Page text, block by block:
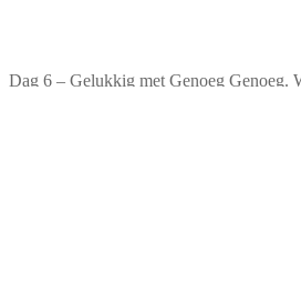
Dag 6 – Gelukkig met Genoeg Genoeg.